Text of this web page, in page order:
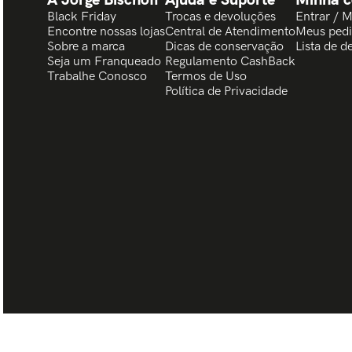
Black Friday
Encontre nossas lojas
Sobre a marca
Seja um Franqueado
Trabalhe Conosco
Trocas e devoluções
Central de Atendimento
Dicas de conservação
Regulamento CashBack
Termos de Uso
Política de Privacidade
Entrar /
Meus
Lista de